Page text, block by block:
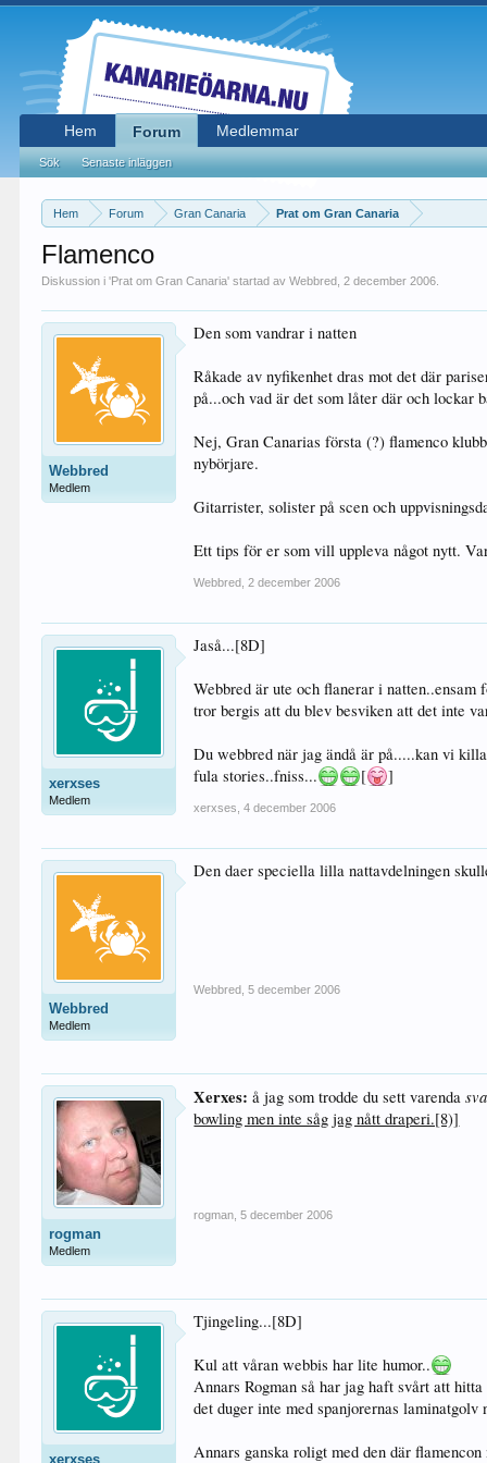
Hem Forum Gran Canaria Prat om Gran Canaria
Flamenco
Diskussion i 'Prat om Gran Canaria' startad avWebbred ,2 december 2006
Webbred
Medlem
Den som vandrar i natten
Råkade av nyfikenhet dras mot det där
på...och vad är det som låter där och lockar
Nej, Gran Canarias första (?) flamenco
nybörjare.
Gitarrister, solister på scen och
Ett tips för er som vill uppleva något nytt.
Webbred 2 december 2006
xerxses
Medlem
Jaså...[8D]
Webbred är ute och flanerar i
tror bergis att du blev besviken att det inte
Du webbred när jag ändå är på.....kan vi
fula stories..fniss...
[ ]
xerxses 4 december 2006
Webbred
Medlem
Den daer speciella lilla nattavdelningen
Webbred 5 december 2006
rogman
Medlem
Xerxes: å jag som trodde du sett varenda
bowling men inte såg jag nått draperi.[8)]
rogman 5 december 2006
xerxses
Tjingeling...[8D]
Kul att våran webbis har lite humor..
Annars Rogman så har jag haft svårt att
det duger inte med spanjorernas
Annars ganska roligt med den där
Hem Forum
Sök Senaste inläggen
Medlemmar